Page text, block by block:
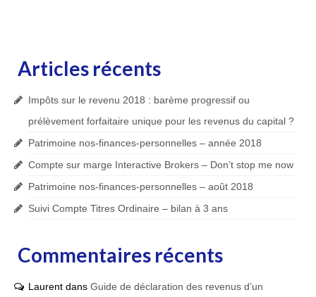
Articles récents
Impôts sur le revenu 2018 : barème progressif ou
prélèvement forfaitaire unique pour les revenus du capital ?
Patrimoine nos-finances-personnelles – année 2018
Compte sur marge Interactive Brokers – Don’t stop me now
Patrimoine nos-finances-personnelles – août 2018
Suivi Compte Titres Ordinaire – bilan à 3 ans
Commentaires récents
Laurent dans Guide de déclaration des revenus d’un